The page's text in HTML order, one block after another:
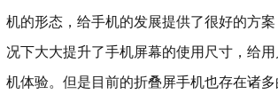
机的形态，给手机的发展提供了很好的方
况下大大提升了手机屏幕的使用尺寸，给
机体验。但是目前的折叠屏手机也存在诸多